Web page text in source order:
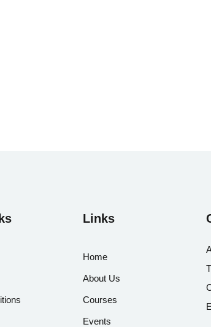
Links
Home
About Us
Courses
Events